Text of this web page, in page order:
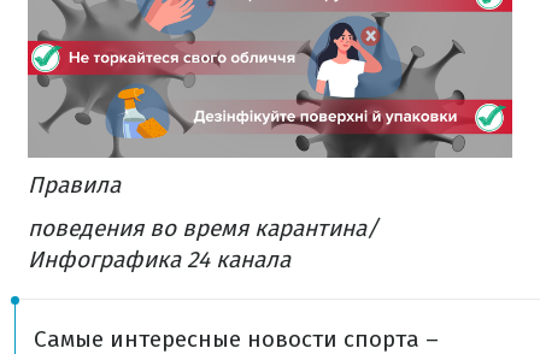
Правила
поведения во время карантина/
Инфографика 24 канала
Самые интересные новости спорта –